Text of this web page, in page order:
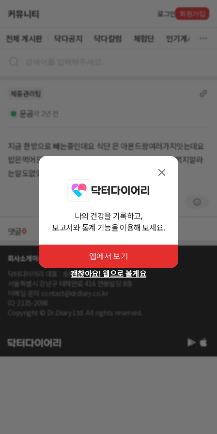
커뮤니티 로그인 회원가입
전체 게시판 닥다공지 닥다칼럼 체험단 인기게시글
체중관리팁
문곰 약 2년 전
지금 한방으로 빼는중인데요 식단 은 아몬드랑여러가지잇는데요
밥은먹어도되나요? 치킨 조금먹도되나요? 궁금해서요 먹지말라
는말도없었지만.. 궁금해서요
댓글0
회사소개이용약관
개인정보 처리방침
닥터다이어리 대표 : 송제윤
서울특별시 강남구 테헤란로 416 연봉빌딩 8층
이메일 문의 contact@drdiary.co.kr
02-2135-2098
Copyright © Dr.Diary Ltd. All rights reserved.
나의 건강을 기록하고,
보고서와 통계 기능을 이용해 보세요.
앱에서 보기
괜찮아요! 웹으로 볼게요